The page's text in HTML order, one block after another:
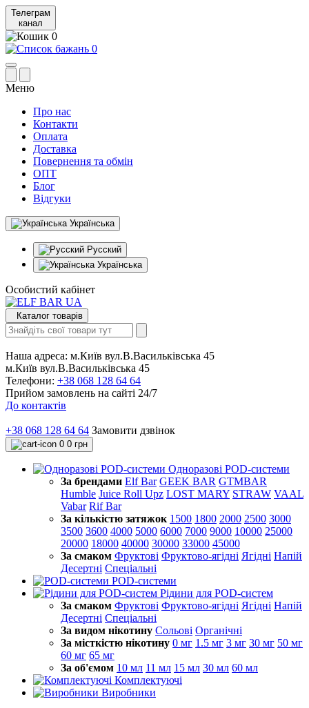
Телеграм
канал
0
0
Меню
Про нас
Контакти
Оплата
Доставка
Повернення та обмін
ОПТ
Блог
Відгуки
Українська
Русский
Українська
Особистий кабінет
Каталог товарів
Наша адреса: м.Київ вул.В.Васильківська 45
м.Київ вул.В.Васильківська 45
Телефони: +38 068 128 64 64
Прийом замовлень на сайті 24/7
До контактів
+38 068 128 64 64 Замовити дзвінок
0 0 грн
Одноразові POD-системи
За брендами Elf Bar GEEK BAR GTMBAR
Humble Juice Roll Upz LOST MARY STRAW VAAL
Vabar Rif Bar
За кількістю затяжок 1500 1800 2000 2500 3000
3500 3600 4000 5000 6000 7000 9000 10000 25000
20000 18000 40000 30000 33000 45000
За смаком Фруктові Фруктово-ягідні Ягідні Напій
Десертні Спеціальні
POD-системи
Рідини для POD-систем
За смаком Фруктові Фруктово-ягідні Ягідні Напій
Десертні Спеціальні
За видом нікотину Сольові Органічні
За місткістю нікотину 0 мг 1.5 мг 3 мг 30 мг 50 мг
60 мг 65 мг
За об'ємом 10 мл 11 мл 15 мл 30 мл 60 мл
Комплектуючі
Виробники